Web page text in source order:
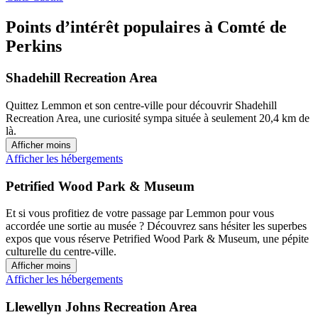
Points d’intérêt populaires à Comté de
Perkins
Shadehill Recreation Area
Quittez Lemmon et son centre-ville pour découvrir Shadehill
Recreation Area, une curiosité sympa située à seulement 20,4 km de
là.
Afficher moins
Afficher les hébergements
Petrified Wood Park & Museum
Et si vous profitiez de votre passage par Lemmon pour vous
accordée une sortie au musée ? Découvrez sans hésiter les superbes
expos que vous réserve Petrified Wood Park & Museum, une pépite
culturelle du centre-ville.
Afficher moins
Afficher les hébergements
Llewellyn Johns Recreation Area